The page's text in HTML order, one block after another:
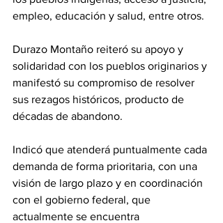
empleo, educación y salud, entre otros.
Durazo Montaño reiteró su apoyo y
solidaridad con los pueblos originarios y
manifestó su compromiso de resolver
sus rezagos históricos, producto de
décadas de abandono.
Indicó que atenderá puntualmente cada
demanda de forma prioritaria, con una
visión de largo plazo y en coordinación
con el gobierno federal, que
actualmente se encuentra